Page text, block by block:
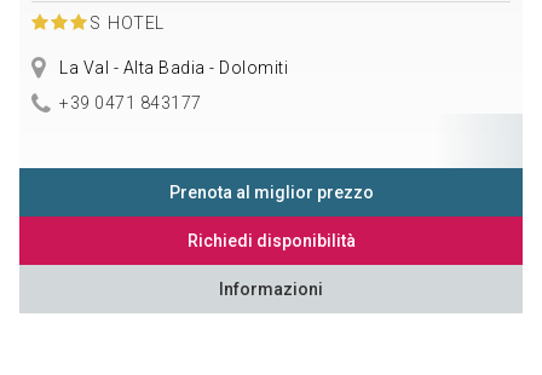
S HOTEL
La Val - Alta Badia - Dolomiti
+39 0471 843177
Prenota al miglior prezzo
Richiedi disponibilità
Informazioni